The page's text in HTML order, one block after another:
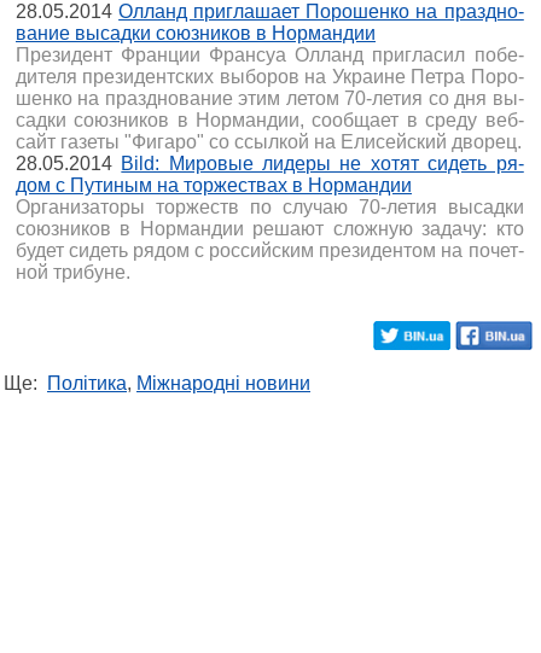
28.05.2014Ол­ланд при­гла­ша­ет По­ро­шен­ко на празд­но­
ва­ние вы­сад­ки со­юз­ни­ков в Нор­ман­дии
Пре­зи­дент Фран­ции Фран­с­уа Ол­ланд при­гла­сил по­бе­
ди­те­ля пре­зи­дент­ских вы­бо­ров на Укра­ине Пет­ра По­ро­
шен­ко на празд­но­ва­ние этим ле­том 70-ле­тия со дня вы­
сад­ки со­юз­ни­ков в Нор­ман­дии, со­об­ща­ет в сре­ду веб-
сайт га­зе­ты "Фигаро" со ссыл­кой на Ели­сей­ский дво­рец.
28.05.2014 Bild: Ми­ро­вые ли­де­ры не хо­тят си­деть ря­
дом с Пу­ти­ным на тор­же­ствах в Нор­ман­дии
Ор­га­ни­за­то­ры тор­жеств по слу­чаю 70-ле­тия вы­сад­ки
со­юз­ни­ков в Нор­ман­дии ре­ша­ют слож­ную за­да­чу: кто
бу­дет си­деть ря­дом с рос­сий­ским пре­зи­ден­том на по­чет­
ной три­буне.
Ще: Політика, Міжнародні новини